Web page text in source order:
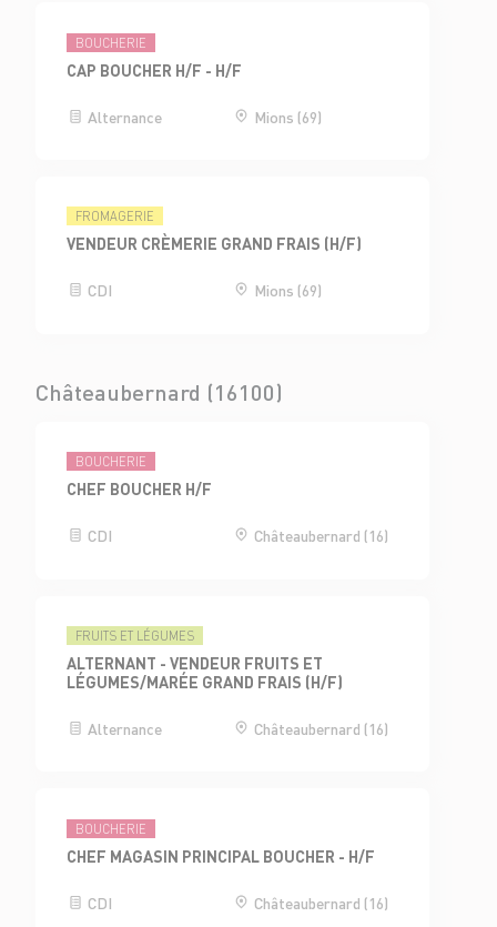
BOUCHERIE
CAP BOUCHER H/F - H/F
Alternance Mions (69)
FROMAGERIE
VENDEUR CRÈMERIE GRAND FRAIS (H/F)
CDI Mions (69)
Châteaubernard (16100)
BOUCHERIE
CHEF BOUCHER H/F
CDI Châteaubernard (16)
FRUITS ET LÉGUMES
ALTERNANT - VENDEUR FRUITS ET
LÉGUMES/MARÉE GRAND FRAIS (H/F)
Alternance Châteaubernard (16)
BOUCHERIE
CHEF MAGASIN PRINCIPAL BOUCHER - H/F
CDI Châteaubernard (16)